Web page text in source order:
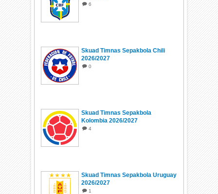
6
Skuad Timnas Sepakbola Chili
2026/2027
0
Skuad Timnas Sepakbola
Kolombia 2026/2027
4
Skuad Timnas Sepakbola Uruguay
2026/2027
1